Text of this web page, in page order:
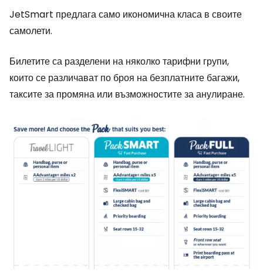
JetSmart предлага само икономична класа в своите
самолети.
Билетите са разделени на няколко тарифни групи,
които се различават по броя на безплатните багажи,
таксите за промяна или възможностите за анулиране.